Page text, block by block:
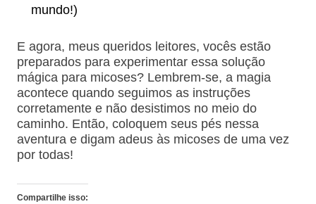
mundo!)
E agora, meus queridos leitores, vocês estão
preparados para experimentar essa solução
mágica para micoses? Lembrem-se, a magia
acontece quando seguimos as instruções
corretamente e não desistimos no meio do
caminho. Então, coloquem seus pés nessa
aventura e digam adeus às micoses de uma vez
por todas!
Compartilhe isso: